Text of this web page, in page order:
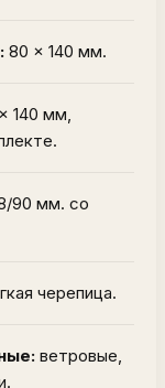
80 × 140 мм.
140 мм,
90 мм. со
черепица.
ветровые,